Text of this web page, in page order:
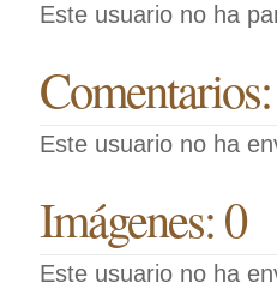
Este usuario no ha
Este usuario no ha
Imágenes: 0
Este usuario no ha